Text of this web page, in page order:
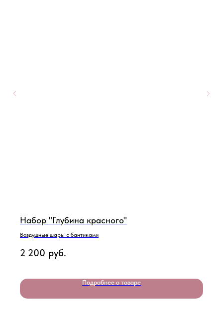
Набор "Глубина красного"
Воздушные шары с бантиками
2 200 руб.
Подробнее о товаре